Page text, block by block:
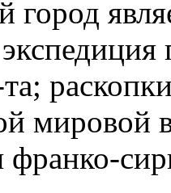
город
мировой
франко-